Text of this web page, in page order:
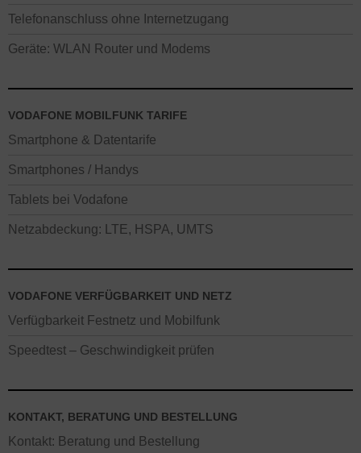
Telefonanschluss ohne Internetzugang
Geräte: WLAN Router und Modems
VODAFONE MOBILFUNK TARIFE
Smartphone & Datentarife
Smartphones / Handys
Tablets bei Vodafone
Netzabdeckung: LTE, HSPA, UMTS
VODAFONE VERFÜGBARKEIT UND NETZ
Verfügbarkeit Festnetz und Mobilfunk
Speedtest – Geschwindigkeit prüfen
KONTAKT, BERATUNG UND BESTELLUNG
Kontakt: Beratung und Bestellung